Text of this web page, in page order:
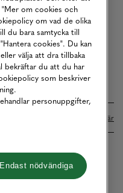
med Klarna. Läs mer här
"Mer om cookies och
om vad de olika
du bara samtycka till
cookies". Du kan
välja att dra tillbaka
bekräftar du att du har
som beskriver
personuppgifter,
Endast nödvändiga